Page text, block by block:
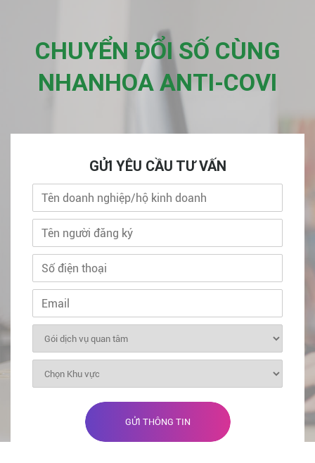
CHUYỂN ĐỔI SỐ CÙNG
NHANHOA ANTI-COVI
GỬI YÊU CẦU TƯ VẤN
GỬI THÔNG TIN